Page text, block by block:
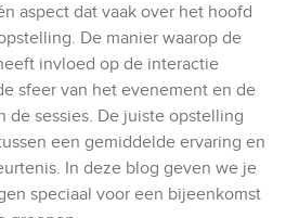
aspect dat vaak over het hoofd
De manier waarop de
invloed op de interactie
sfeer van het evenement en de
sessies. De juiste opstelling
een gemiddelde ervaring en
In deze blog geven we je
speciaal voor een bijeenkomst